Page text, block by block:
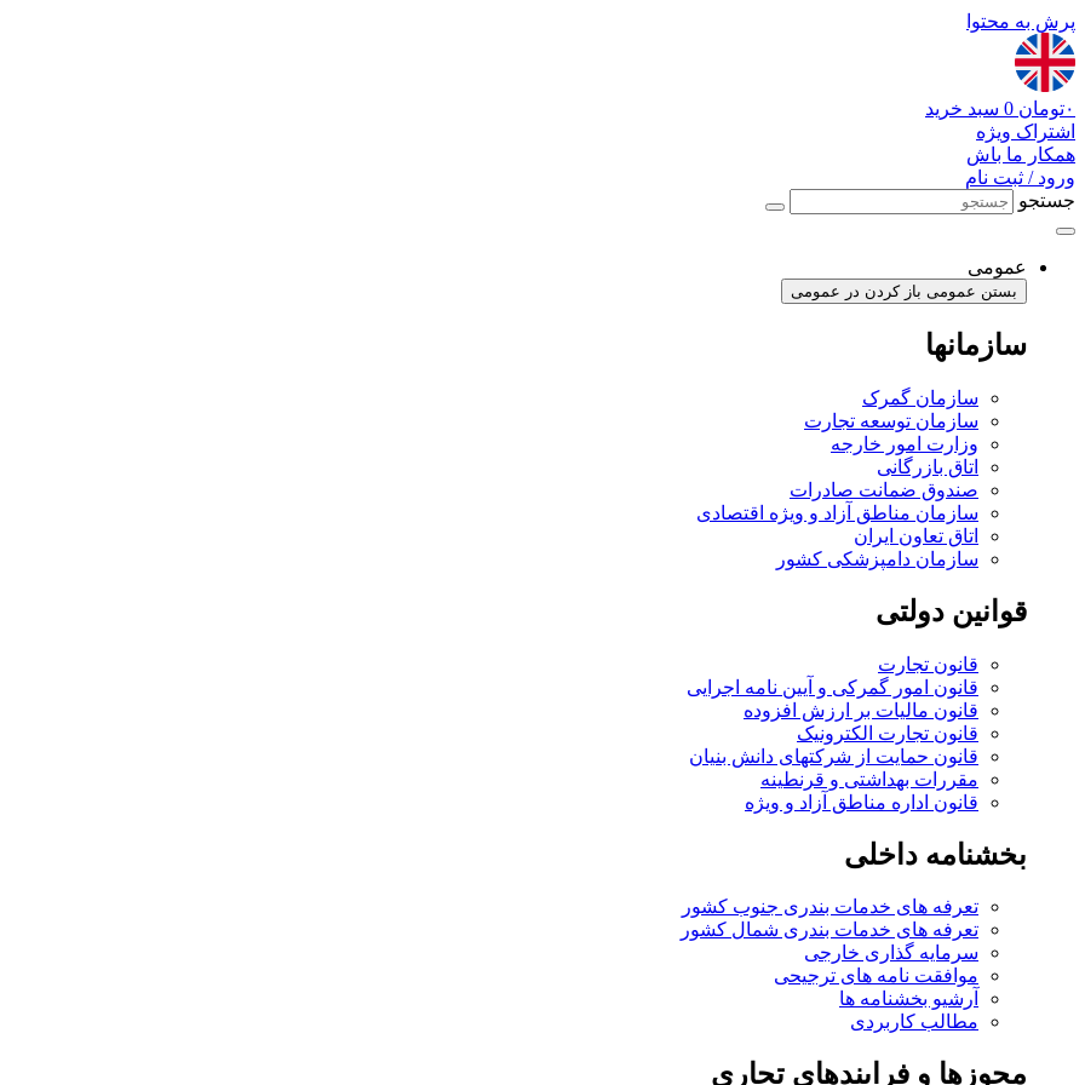
پرش به محتوا
۰تومان 0 سبد خرید
اشتراک ویژه
همکار ما باش
ورود / ثبت نام
جستجو
عمومی
بستن عمومی باز کردن در عمومی
سازمانها
سازمان گمرک
سازمان توسعه تجارت
وزارت امور خارجه
اتاق بازرگانی
صندوق ضمانت صادرات
سازمان مناطق آزاد و ویژه اقتصادی
اتاق تعاون ایران
سازمان دامپزشکی کشور
قوانین دولتی
قانون تجارت
قانون امور گمرکی و آیین نامه اجرایی
قانون مالیات بر ارزش افزوده
قانون تجارت الکترونیک
قانون حمایت از شرکتهای دانش بنیان
مقررات بهداشتی و قرنطینه
قانون اداره مناطق آزاد و ویژه
بخشنامه داخلی
تعرفه های خدمات بندری جنوب کشور
تعرفه های خدمات بندری شمال کشور
سرمایه گذاری خارجی
موافقت نامه های ترجیحی
آرشیو بخشنامه ها
مطالب کاربردی
مجوزها و فرایندهای تجاری